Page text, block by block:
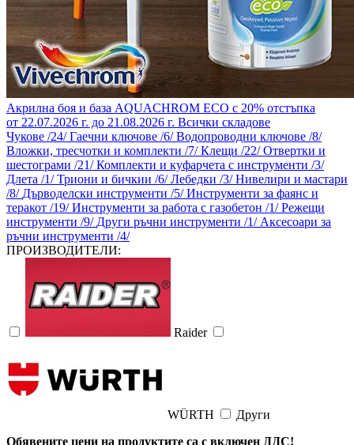
Акрилна боя и база AQUACHROM ECO с 20% отстъпка
от 22.07.2026 г. до 21.08.2026 г. Всички складове
Чукове /24/Гаечни ключове /6/Водопроводни ключове /8/
Вложки, тресчотки и комплекти /7/Клещи /22/Отвертки и
шестограми /21/Комплекти и куфарчета с инструменти /3/
Длета /1/Триони и бичкии /6/Лебедки /3/Нивелири и мастари
/8/ Дърводелски инструменти /5/Инструменти за фаянс и
теракот /19/Инструменти за работа с газобетон /1/Режещи
инструменти /9/ Други ръчни инструменти /1/ Аксесоари за
ръчни инструменти /4/
ПРОИЗВОДИТЕЛИ:
Raider
WÜRTH
Други
Обявените цени на продуктите са с включен ДДС!